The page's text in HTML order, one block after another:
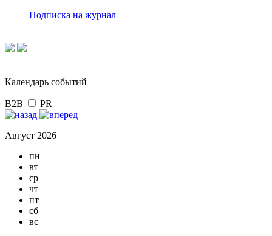
Подписка на журнал
Календарь событий
B2B PR
Август 2026
пн
вт
ср
чт
пт
сб
вс